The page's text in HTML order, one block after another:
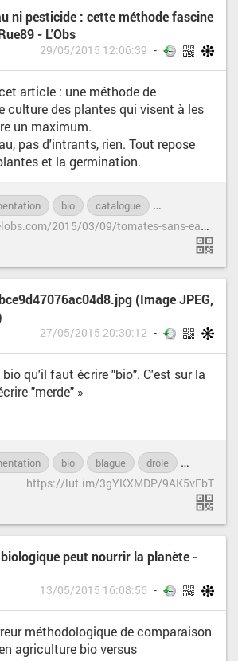
ni pesticide : cette méthode fascine
- L'Obs
29/05/2015 12:06:39
article : une méthode de
culture des plantes qui visent à les
un maximum.
pas d'intrants, rien. Tout repose
et la germination.
bio catalogue
h
ttp://rue89.nouvelobs.com/2015/03/09/tomates-sans-eau-ni-pesticide-cette-methode-fascine-les-biologistes-257958
(Image JPEG,
27/05/2015 20:30:12
bio qu'il faut écrire "bio". C'est sur la
"merde" »
bio blague drôle
https://lut.im/3gYKXMDP/9AK5vFbT
peut nourrir la planète -
13/05/2015 16:08:56
méthodologique de comparaison
agriculture bio versus